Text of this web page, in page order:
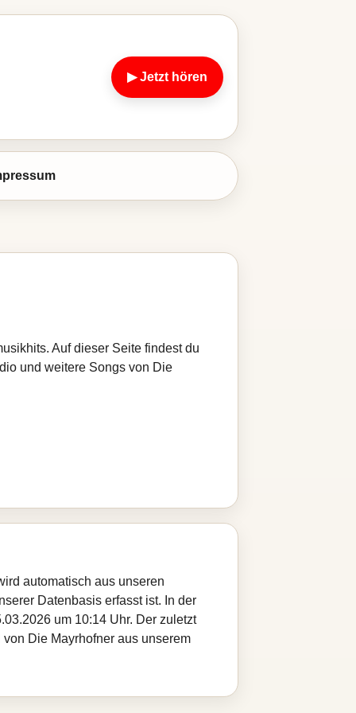
▶ Jetzt hören
Auf dieser Seite findest du
und weitere Songs von Die
automatisch aus unseren
Datenbasis erfasst ist. In der
um 10:14 Uhr. Der zuletzt
Die Mayrhofner aus unserem